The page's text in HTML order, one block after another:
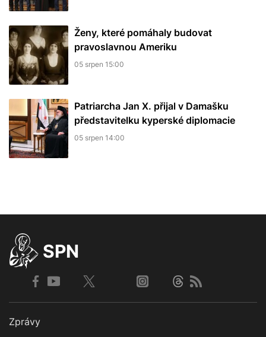
Ženy, které pomáhaly budovat
pravoslavnou Ameriku
05 srpen 15:00
Patriarcha Jan X. přijal v Damašku
představitelku kyperské diplomacie
05 srpen 14:00
SPN
Zprávy